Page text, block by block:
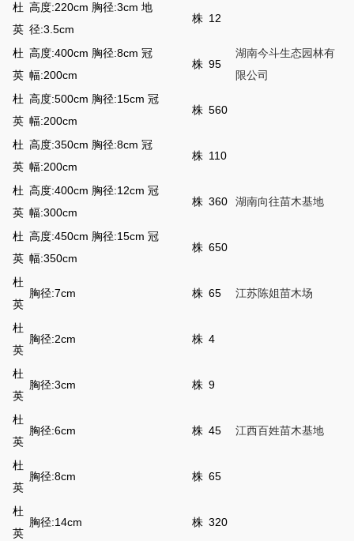
杜
英
高度:220cm 胸径:3cm 地
径:3.5cm
株 12
湖南今斗生态园林有
限公司
杜
英
高度:400cm 胸径:8cm 冠
幅:200cm
株 95
杜
英
高度:500cm 胸径:15cm 冠
幅:200cm
株 560
杜
英
高度:350cm 胸径:8cm 冠
幅:200cm
株 110
湖南向往苗木基地
杜
英
高度:400cm 胸径:12cm 冠
幅:300cm
株 360
杜
英
高度:450cm 胸径:15cm 冠
幅:350cm
株 650
杜
英
胸径:7cm 株 65 江苏陈姐苗木场
杜
英
胸径:2cm 株 4
江西百姓苗木基地
杜
英
胸径:3cm 株 9
杜
英
胸径:6cm 株 45
杜
英
胸径:8cm 株 65
杜
英
胸径:14cm 株 320